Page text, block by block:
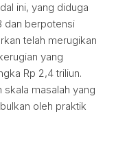
ini, yang diduga
dan berpotensi
telah merugikan
yang
Rp 2,4 triliun.
skala masalah yang
oleh praktik